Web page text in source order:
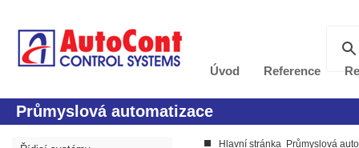
Úvod Reference
Průmyslová automatizace
Hlavní stránka Průmyslová